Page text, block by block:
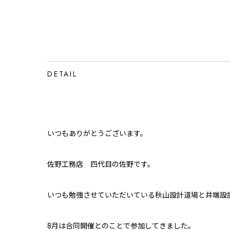
DETAIL
いつもありがとうございます。
佐野工務店 四代目の佐野です。
いつも勉強させていただいている秋山設計道場と井端設
8月は合同開催とのことで参加してきました。